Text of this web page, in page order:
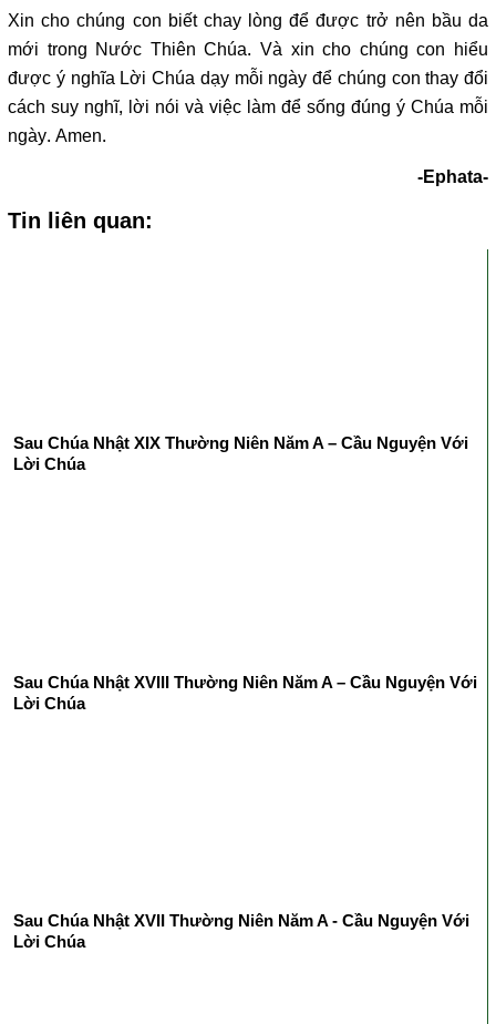
Xin cho chúng con biết chay lòng để được trở nên bầu da
mới trong Nước Thiên Chúa. Và xin cho chúng con hiểu
được ý nghĩa Lời Chúa dạy mỗi ngày để chúng con thay đổi
cách suy nghĩ, lời nói và việc làm để sống đúng ý Chúa mỗi
ngày. Amen.
-Ephata-
Tin liên quan:
Sau Chúa Nhật XIX Thường Niên Năm A – Cầu Nguyện Với
Lời Chúa
Sau Chúa Nhật XVIII Thường Niên Năm A – Cầu Nguyện Với
Lời Chúa
Sau Chúa Nhật XVII Thường Niên Năm A - Cầu Nguyện Với
Lời Chúa